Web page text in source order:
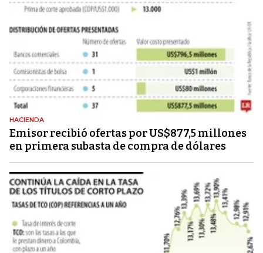
HACIENDA
Emisor recibió ofertas por US$877,5 millones
en primera subasta de compra de dólares